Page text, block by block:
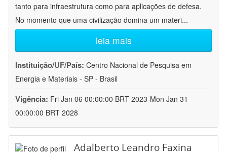
tanto para infraestrutura como para aplicações de defesa.
No momento que uma civilização domina um materi...
leia mais
Instituição/UF/País: Centro Nacional de Pesquisa em
Energia e Materiais - SP - Brasil
Vigência: Fri Jan 06 00:00:00 BRT 2023-Mon Jan 31
00:00:00 BRT 2028
Adalberto Leandro Faxina